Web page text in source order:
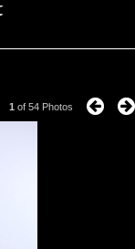
1 of 54 Photos